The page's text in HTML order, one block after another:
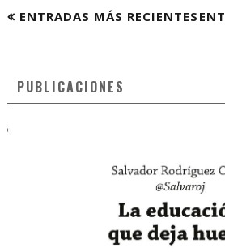
ENTRADAS MÁS RECIENTES
PUBLICACIONES